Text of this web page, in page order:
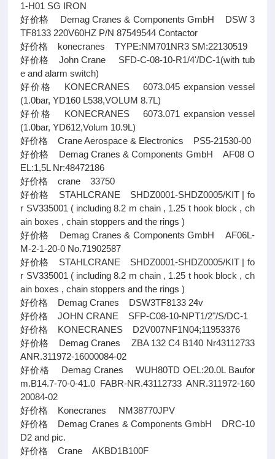
1-H01 SG IRON
好价格 Demag Cranes & Components GmbH DSW 3
TF8133 220V60HZ P/N 87549544 Contactor
好价格 konecranes TYPE:NM701NR3 SM:22130519
好价格 John Crane SFD-C-08-10-R1/4'/DC-1(with tub
e and alarm switch)
好价格 KONECRANES 6073.045 expansion vessel
(1.0bar, YD160 L538,VOLUM 8.7L)
好价格 KONECRANES 6073.071 expansion vessel
(1.0bar, YD612,Volum 10.9L)
好价格 Crane Aerospace & Electronics PS5-21530-00
好价格 Demag Cranes & Components GmbH AF08 O
EL:1,5L Nr:48472186
好价格 crane 33750
好价格 STAHLCRANE SHDZ0001-SHDZ0005/KIT | fo
r SV335001 ( including 8.2 m chain , 1.25 t hook block , ch
ain boxes , chain stoppers and the rings )
好价格 Demag Cranes & Components GmbH AF06L-
M-2-1-20-0 No.71902587
好价格 STAHLCRANE SHDZ0001-SHDZ0005/KIT | fo
r SV335001 ( including 8.2 m chain , 1.25 t hook block , ch
ain boxes , chain stoppers and the rings )
好价格 Demag Cranes DSW3TF8133 24v
好价格 JOHN CRANE SFP-C08-10-NPT1/2"/S/DC-1
好价格 KONECRANES D2V007NF1N04;11953376
好价格 Demag Cranes ZBA 132 C4 B140 Nr43112733
ANR.311972-16000084-02
好价格 Demag Cranes WUH80TD OEL:20.0L Baufor
m.B14.7-70-0-41.0 FABR-NR.43112733 ANR.311972-160
20084-02
好价格 Konecranes NM38770JPV
好价格 Demag Cranes & Components GmbH DRC-10
D2 and pic.
好价格 Crane AKBD1B100F